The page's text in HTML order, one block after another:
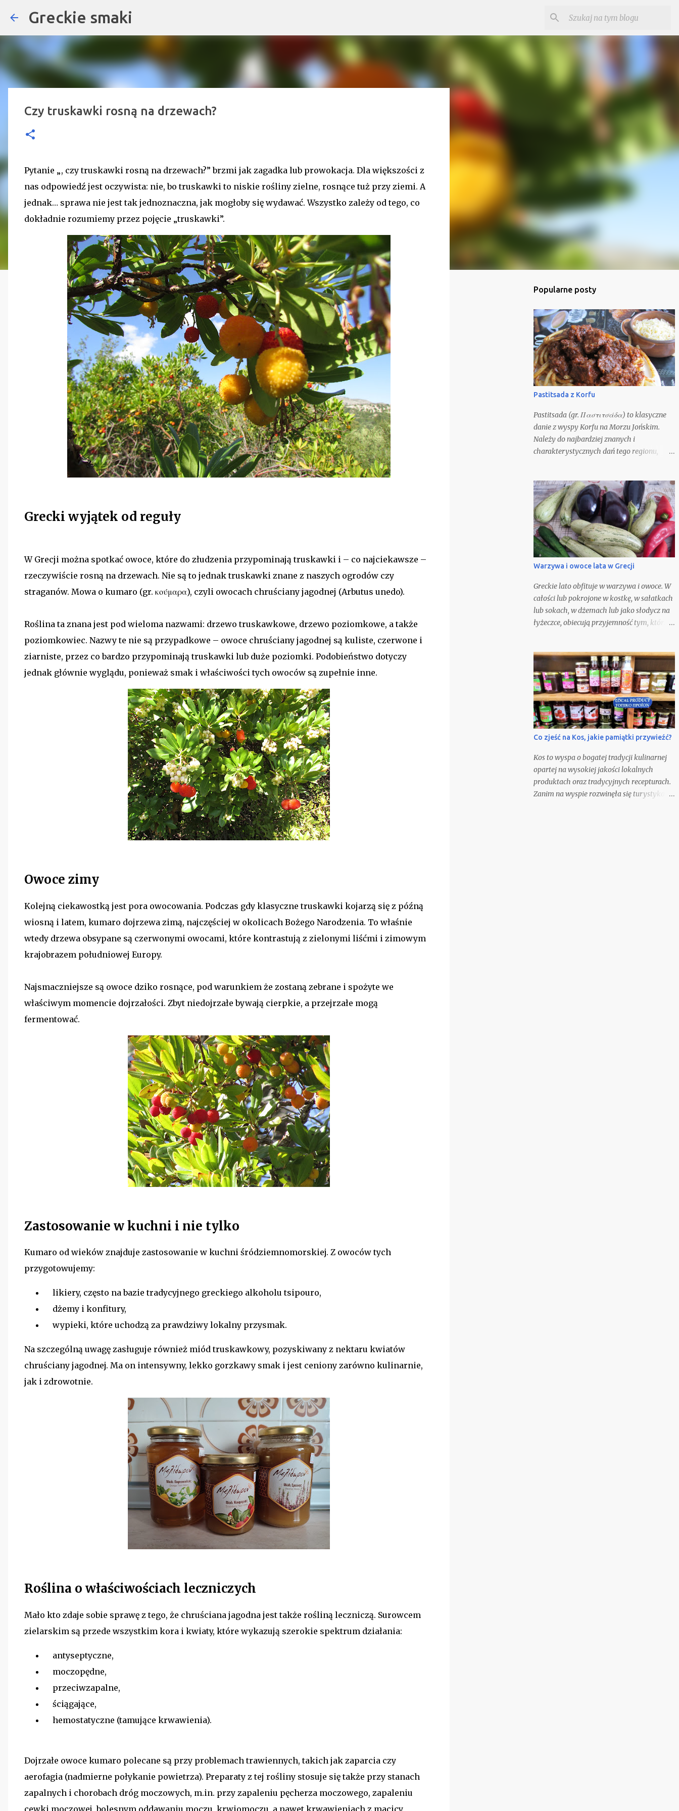
Greckie smaki
Czy truskawki rosną na drzewach?
Pytanie „, czy truskawki rosną na drzewach?” brzmi jak zagadka lub prowokacja. Dla większości z
nas odpowiedź jest oczywista: nie, bo truskawki to niskie rośliny zielne, rosnące tuż przy ziemi. A
jednak… sprawa nie jest tak jednoznaczna, jak mogłoby się wydawać. Wszystko zależy od tego, co
dokładnie rozumiemy przez pojęcie „truskawki”.
Grecki wyjątek od reguły
W Grecji można spotkać owoce, które do złudzenia przypominają truskawki i – co najciekawsze –
rzeczywiście rosną na drzewach. Nie są to jednak truskawki znane z naszych ogrodów czy
straganów. Mowa o kumaro (gr. κούμαρα), czyli owocach chruściany jagodnej (Arbutus unedo).
Roślina ta znana jest pod wieloma nazwami: drzewo truskawkowe, drzewo poziomkowe, a także
poziomkowiec. Nazwy te nie są przypadkowe – owoce chruściany jagodnej są kuliste, czerwone i
ziarniste, przez co bardzo przypominają truskawki lub duże poziomki. Podobieństwo dotyczy
jednak głównie wyglądu, ponieważ smak i właściwości tych owoców są zupełnie inne.
Owoce zimy
Kolejną ciekawostką jest pora owocowania. Podczas gdy klasyczne truskawki kojarzą się z późną
wiosną i latem, kumaro dojrzewa zimą, najczęściej w okolicach Bożego Narodzenia. To właśnie
wtedy drzewa obsypane są czerwonymi owocami, które kontrastują z zielonymi liśćmi i zimowym
krajobrazem południowej Europy.
Najsmaczniejsze są owoce dziko rosnące, pod warunkiem że zostaną zebrane i spożyte we
właściwym momencie dojrzałości. Zbyt niedojrzałe bywają cierpkie, a przejrzałe mogą
fermentować.
Zastosowanie w kuchni i nie tylko
Kumaro od wieków znajduje zastosowanie w kuchni śródziemnomorskiej. Z owoców tych
przygotowujemy:
likiery, często na bazie tradycyjnego greckiego alkoholu tsipouro,
dżemy i konfitury,
wypieki, które uchodzą za prawdziwy lokalny przysmak.
Na szczególną uwagę zasługuje również miód truskawkowy, pozyskiwany z nektaru kwiatów
chruściany jagodnej. Ma on intensywny, lekko gorzkawy smak i jest ceniony zarówno kulinarnie,
jak i zdrowotnie.
Roślina o właściwościach leczniczych
Mało kto zdaje sobie sprawę z tego, że chruściana jagodna jest także rośliną leczniczą. Surowcem
zielarskim są przede wszystkim kora i kwiaty, które wykazują szerokie spektrum działania:
antyseptyczne,
moczopędne,
przeciwzapalne,
ściągające,
hemostatyczne (tamujące krwawienia).
Dojrzałe owoce kumaro polecane są przy problemach trawiennych, takich jak zaparcia czy
aerofagia (nadmierne połykanie powietrza). Preparaty z tej rośliny stosuje się także przy stanach
zapalnych i chorobach dróg moczowych, m.in. przy zapaleniu pęcherza moczowego, zapaleniu
Popularne posty
Pastitsada z Korfu
Pastitsada (gr. Παστιτσάδα) to klasyczne
danie z wyspy Korfu na Morzu Jońskim.
Należy do najbardziej znanych i
charakterystycznych dań tego regionu,
czerwonego wina. Oczywiście możecie
spróbować ją odtworzyć w domu. Nie jest to
zbyt trudne, gdyż składniki potrzebne do jej
przygotowania są ogólnie i łatwo dostępne.
Nie będę się spierać z opinią, że nic nie
Warzywa i owoce lata w Grecji
Greckie lato obfituje w warzywa i owoce. W
całości lub pokrojone w kostkę, w sałatkach
lub sokach, w dżemach lub jako słodycz na
łyżeczce, obiecują przyjemność tym, którzy
kuchni.
Co zjeść na Kos, jakie pamiątki przywieźć?
Kos to wyspa o bogatej tradycji kulinarnej
opartej na wysokiej jakości lokalnych
produktach oraz tradycyjnych recepturach.
Zanim na wyspie rozwinęła się turystyka,